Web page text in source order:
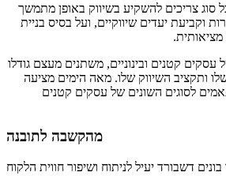
סוג צריכים להשקיע בשיווק באופן מתמשך
וקביעת יעדים שיווקיים, ועל בסיס בניית
קטנים ובינוניים, משתנים מעצם גודלו
ותקציב השיווק שלו. מאה הימים מציעה
לסוגים השונים של עסקים קטנים
מהקשבה לתובנה
בונים דשבורד יעיל לניתוח ושיפור חווית הלקוח